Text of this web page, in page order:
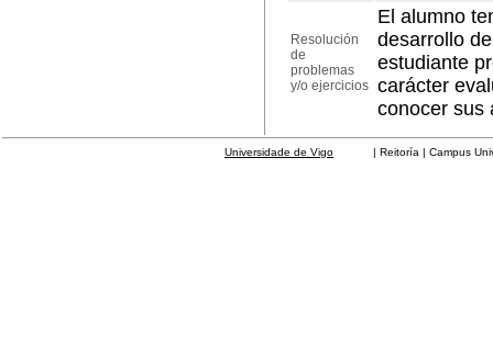
Resolución
de
problemas
y/o ejercicios
El alumno
desarrollo
estudiante
carácter
conocer sus
Universidade de Vigo | Reitoría | Campus